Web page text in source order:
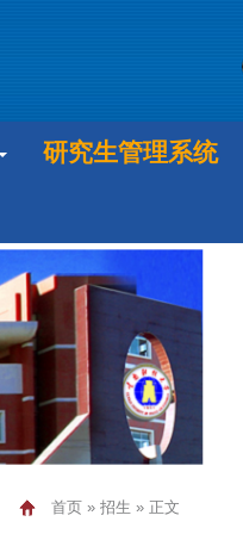
研究生管理系统
首页 » 招生 » 正文